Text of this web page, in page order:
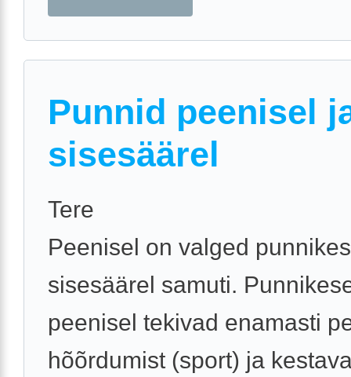
Punnid peenisel
sisesäärel
Tere
Peenisel on valged
sisesäärel samuti.
peenisel tekivad enamasti
hõõrdumist (sport) ja